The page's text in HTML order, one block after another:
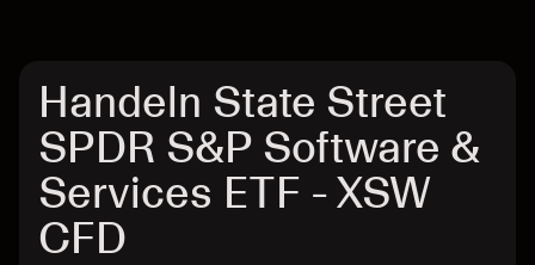
Handeln State Street
SPDR S&P Software &
Services ETF - XSW
CFD